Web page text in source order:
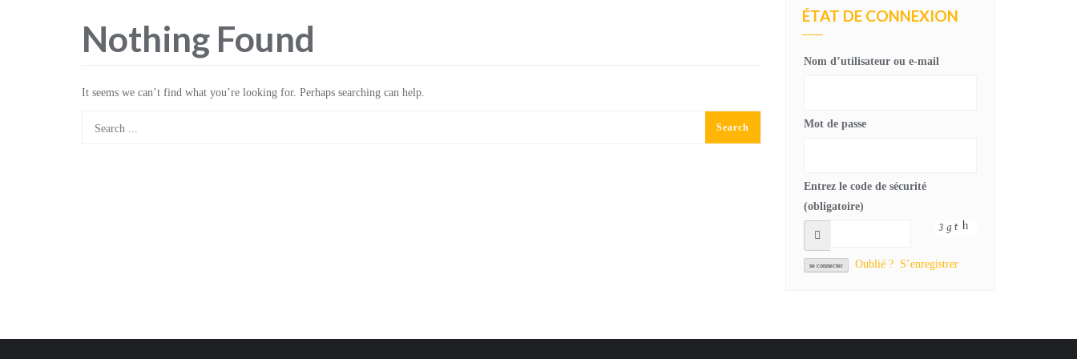
Nothing Found
It seems we can’t find what you’re looking for. Perhaps searching can help.
ÉTAT DE CONNEXION
Nom d’utilisateur ou e-mail
Mot de passe
Entrez le code de sécurité
(obligatoire)
Oublié ? S’enregistrer